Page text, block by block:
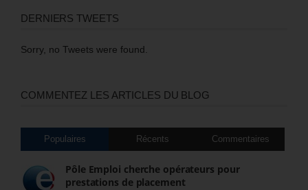
DERNIERS TWEETS
Sorry, no Tweets were found.
COMMENTEZ LES ARTICLES DU BLOG
Populaires Récents Commentaires
Pôle Emploi cherche opérateurs pour
prestations de placement